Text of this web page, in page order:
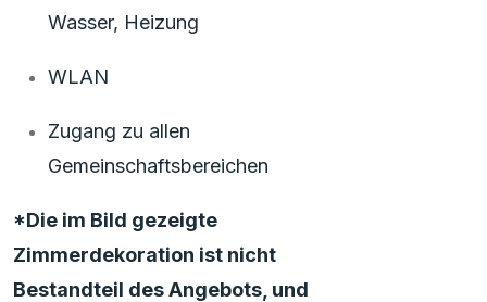
Wasser, Heizung
WLAN
Zugang zu allen
Gemeinschaftsbereichen
*Die im Bild gezeigte
Zimmerdekoration ist nicht
Bestandteil des Angebots, und